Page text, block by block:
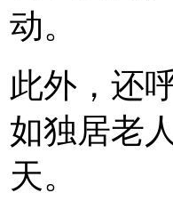
动。
此外，还
如独居老
天。